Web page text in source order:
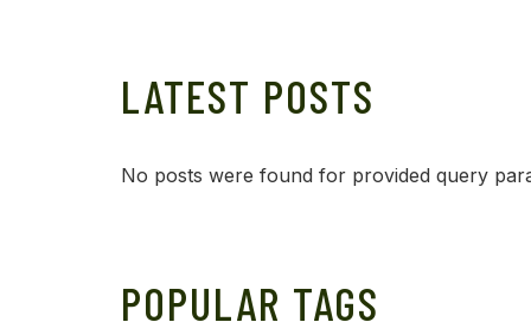
LATEST POSTS
No posts were found for provided query
POPULAR TAGS